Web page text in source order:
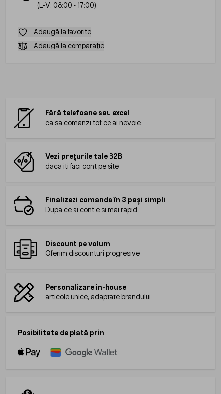
(L-V: 08:00 - 17:00)
Adaugă la favorite
Adaugă la comparație
Fără telefoane sau excel
ca sa comanzi tot ce ai nevoie
Vezi prețurile tale B2B
daca iti faci cont pe site
Finalizezi comanda în 3 pași simpli
Dupa ce ai cont e si mai rapid
Discount pe volum
Oferim discounturi progresive
Personalizare in-house
articole unice, adaptate brandului
Posibilitate de plată prin